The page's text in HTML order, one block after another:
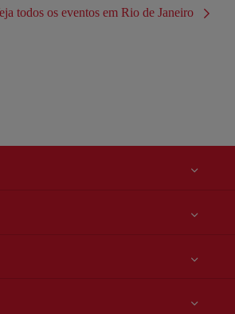
todos os eventos em Rio de Janeiro